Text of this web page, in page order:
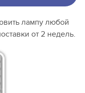
лампу любой
от 2 недель.